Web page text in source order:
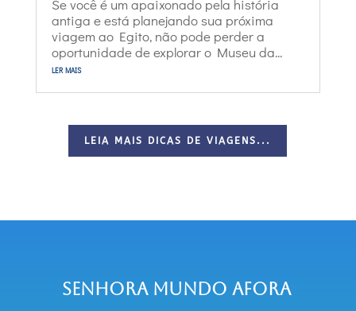
Se você é um apaixonado pela história
antiga e está planejando sua próxima
viagem ao Egito, não pode perder a
oportunidade de explorar o Museu da...
ler mais
LEIA MAIS DICAS DE VIAGENS...
Senhora Mundo Afora